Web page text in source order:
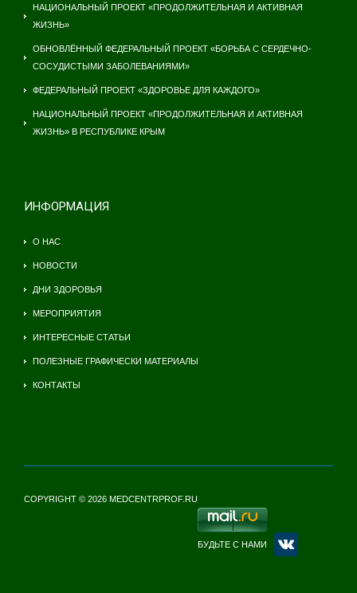
НАЦИОНАЛЬНЫЙ ПРОЕКТ «ПРОДОЛЖИТЕЛЬНАЯ И АКТИВНАЯ
ЖИЗНЬ»
ОБНОВЛЁННЫЙ ФЕДЕРАЛЬНЫЙ ПРОЕКТ «БОРЬБА С СЕРДЕЧНО-
СОСУДИСТЫМИ ЗАБОЛЕВАНИЯМИ»
ФЕДЕРАЛЬНЫЙ ПРОЕКТ «ЗДОРОВЬЕ ДЛЯ КАЖДОГО»
НАЦИОНАЛЬНЫЙ ПРОЕКТ «ПРОДОЛЖИТЕЛЬНАЯ И АКТИВНАЯ
ЖИЗНЬ» В РЕСПУБЛИКЕ КРЫМ
ИНФОРМАЦИЯ
О НАС
НОВОСТИ
ДНИ ЗДОРОВЬЯ
МЕРОПРИЯТИЯ
ИНТЕРЕСНЫЕ СТАТЬИ
ПОЛЕЗНЫЕ ГРАФИЧЕСКИ МАТЕРИАЛЫ
КОНТАКТЫ
COPYRIGHT © 2026 MEDCENTRPROF.RU
БУДЬТЕ С НАМИ